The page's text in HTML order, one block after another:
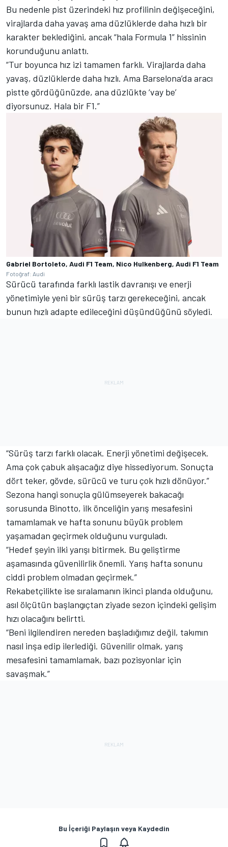
Bu nedenle pist üzerindeki hız profilinin değişeceğini,
virajlarda daha yavaş ama düzlüklerde daha hızlı bir
karakter beklediğini, ancak “hala Formula 1” hissinin
korunduğunu anlattı.
“Tur boyunca hız izi tamamen farklı. Virajlarda daha
yavaş, düzlüklerde daha hızlı. Ama Barselona’da aracı
pistte gördüğünüzde, ana düzlükte ‘vay be’
diyorsunuz. Hala bir F1.”
Gabriel Bortoleto, Audi F1 Team, Nico Hulkenberg, Audi F1 Team
Fotoğraf: Audi
Sürücü tarafında farklı lastik davranışı ve enerji
yönetimiyle yeni bir sürüş tarzı gerekeceğini, ancak
bunun hızlı adapte edileceğini düşündüğünü söyledi.
“Sürüş tarzı farklı olacak. Enerji yönetimi değişecek.
Ama çok çabuk alışacağız diye hissediyorum. Sonuçta
dört teker, gövde, sürücü ve turu çok hızlı dönüyor.”
Sezona hangi sonuçla gülümseyerek bakacağı
sorusunda Binotto, ilk önceliğin yarış mesafesini
tamamlamak ve hafta sonunu büyük problem
yaşamadan geçirmek olduğunu vurguladı.
“Hedef şeyin ilki yarışı bitirmek. Bu geliştirme
aşamasında güvenilirlik önemli. Yarış hafta sonunu
ciddi problem olmadan geçirmek.”
Rekabetçilikte ise sıralamanın ikinci planda olduğunu,
asıl ölçütün başlangıçtan ziyade sezon içindeki gelişim
hızı olacağını belirtti.
“Beni ilgilendiren nereden başladığımız değil, takımın
nasıl inşa edip ilerlediği. Güvenilir olmak, yarış
mesafesini tamamlamak, bazı pozisyonlar için
savaşmak.”
Bu İçeriği Paylaşın veya Kaydedin